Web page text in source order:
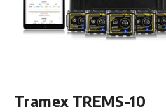
Tramex TREMS-10